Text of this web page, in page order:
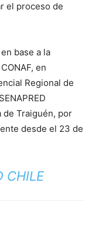
el proceso de
base a la
en
Regional de
de Traiguén, por
desde el 23 de
CHILE